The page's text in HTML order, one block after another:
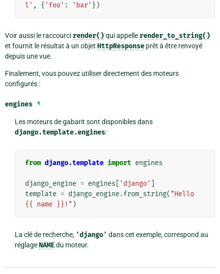
l' , { 'foo' : 'bar' })
Voir aussi le raccourci render() qui appelle render_to_string()
et fournit le résultat à un objet HttpResponse prêt à être renvoyé
depuis une vue.
Finalement, vous pouvez utiliser directement des moteurs
configurés :
engines ¶
Les moteurs de gabarit sont disponibles dans
django.template.engines:
from django.template import engines
django_engine = engines 'django'
template = django_engine.from_string( "Hello
{{ name }}!" )
La clé de recherche, 'django' dans cet exemple, correspond au
réglageNAMEdu moteur.